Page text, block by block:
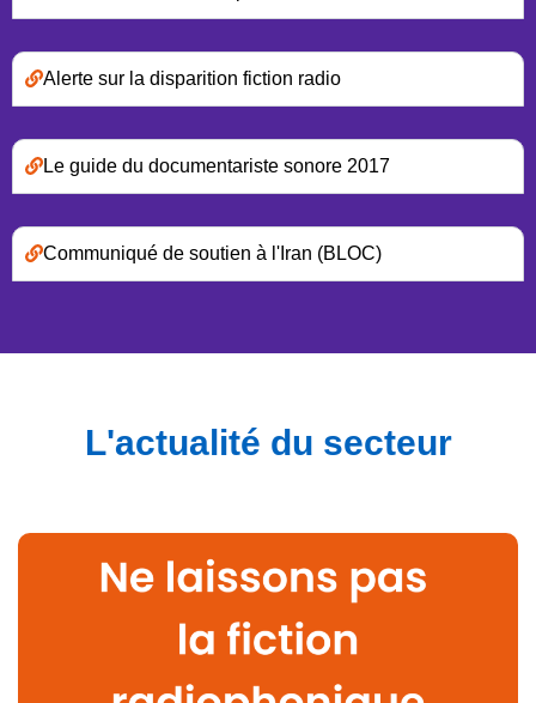
Alerte sur la disparition fiction radio
Le guide du documentariste sonore 2017
Communiqué de soutien à l'Iran (BLOC)
L'actualité du secteur